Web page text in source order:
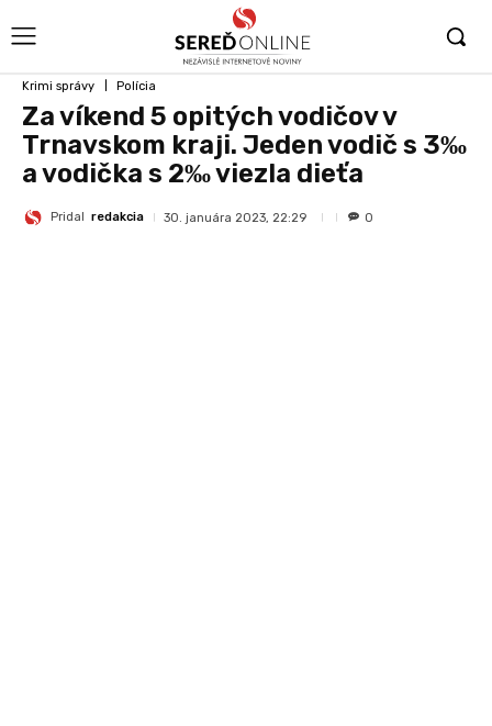
Krimi správy Polícia
Za víkend 5 opitých vodičov v
Trnavskom kraji. Jeden vodič s 3‰
a vodička s 2‰ viezla dieťa
Pridal redakcia 30. januára 2023, 22:29 0